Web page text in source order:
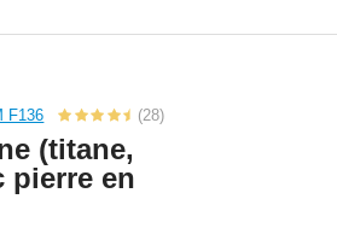
F136 (28)
(titane,
pierre en